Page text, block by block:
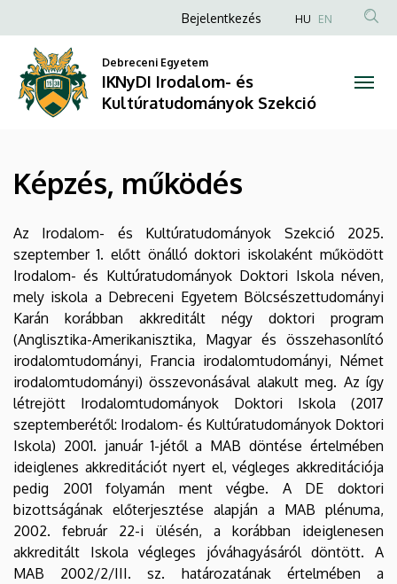
működés
IKNyDI
Irodalom-
és
Kultúratudományok
Szekció
a
tartalomra
Anonim
fiók
menüje
Bejelentkezés HU EN
Debreceni Egyetem
IKNyDI Irodalom- és
Kultúratudományok Szekció
Képzés, működés
Az Irodalom- és Kultúratudományok Szekció 2025.
szeptember 1. előtt önálló doktori iskolaként működött
Irodalom- és Kultúratudományok Doktori Iskola néven,
mely iskola a Debreceni Egyetem Bölcsészettudományi
Karán korábban akkreditált négy doktori program
(Anglisztika-Amerikanisztika, Magyar és összehasonlító
irodalomtudományi, Francia irodalomtudományi, Német
irodalomtudományi) összevonásával alakult meg. Az így
létrejött Irodalomtudományok Doktori Iskola (2017
szeptemberétől: Irodalom- és Kultúratudományok Doktori
Iskola) 2001. január 1-jétől a MAB döntése értelmében
ideiglenes akkreditációt nyert el, végleges akkreditációja
pedig 2001 folyamán ment végbe. A DE doktori
bizottságának előterjesztése alapján a MAB plénuma,
2002. február 22-i ülésén, a korábban ideiglenesen
akkreditált Iskola végleges jóváhagyásáról döntött. A
MAB 2002/2/III. sz. határozatának értelmében a